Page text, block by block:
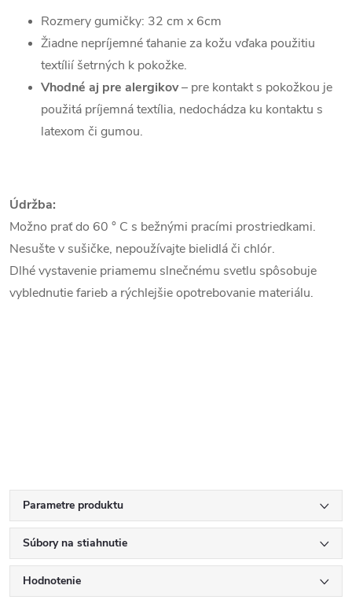
Rozmery gumičky: 32 cm x 6cm
Žiadne nepríjemné ťahanie za kožu vďaka použitiu
textílií šetrných k pokožke.
Vhodné aj pre alergikov– pre kontakt s pokožkou je
použitá príjemná textília, nedochádza ku kontaktu s
latexom či gumou.
Údržba:
Možno prať do 60 ° C s bežnými pracími prostriedkami.
Nesušte v sušičke, nepoužívajte bielidlá či chlór.
Dlhé vystavenie priamemu slnečnému svetlu spôsobuje
vyblednutie farieb a rýchlejšie opotrebovanie materiálu.
Parametre produktu
Súbory na stiahnutie
Hodnotenie